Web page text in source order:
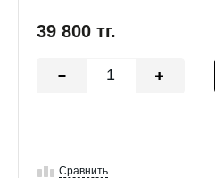
39 800 тг.
Сравнить